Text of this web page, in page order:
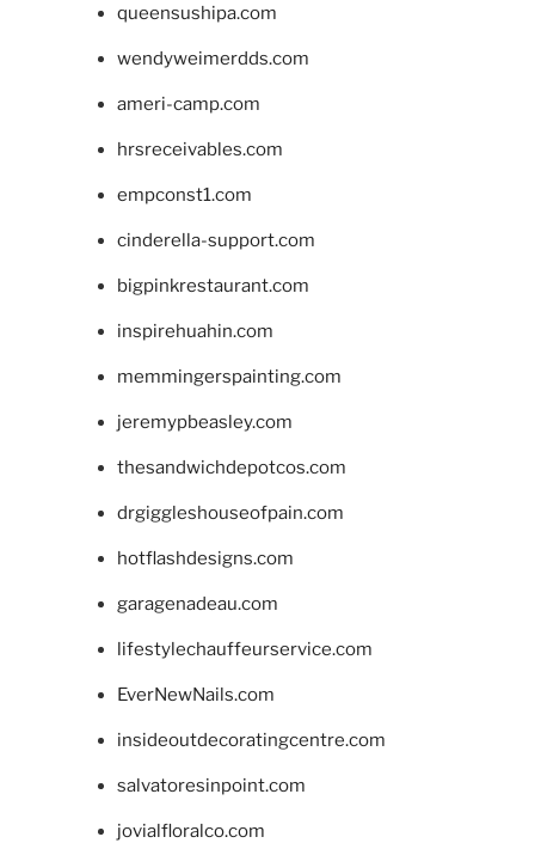
queensushipa.com
wendyweimerdds.com
ameri-camp.com
hrsreceivables.com
empconst1.com
cinderella-support.com
bigpinkrestaurant.com
inspirehuahin.com
memmingerspainting.com
jeremypbeasley.com
thesandwichdepotcos.com
drgiggleshouseofpain.com
hotflashdesigns.com
garagenadeau.com
lifestylechauffeurservice.com
EverNewNails.com
insideoutdecoratingcentre.com
salvatoresinpoint.com
jovialfloralco.com